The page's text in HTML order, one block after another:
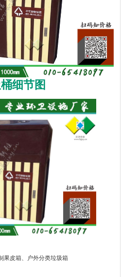
细节图
果皮箱、户外分类垃圾箱